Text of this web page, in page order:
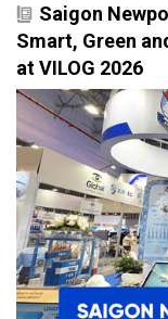
Saigon
Smart, Green
at VILOG 2026